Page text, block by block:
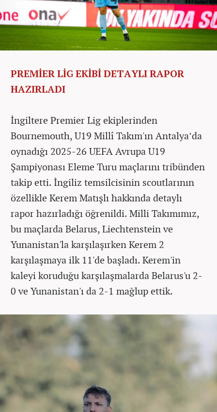
PREMİER LİG EKİBİ DETAYLI RAPOR
HAZIRLADI
İngiltere Premier Lig ekiplerinden
Bournemouth, U19 Millî Takım'ın Antalya’da
oynadığı 2025-26 UEFA Avrupa U19
Şampiyonası Eleme Turu maçlarını tribünden
takip etti. İngiliz temsilcisinin scoutlarının
özellikle Kerem Matışlı hakkında detaylı
rapor hazırladığı öğrenildi. Milli Takımımız,
bu maçlarda Belarus, Liechtenstein ve
Yunanistan'la karşılaşırken Kerem 2
karşılaşmaya ilk 11'de başladı. Kerem'in
kaleyi koruduğu karşılaşmalarda Belarus'u 2-
0 ve Yunanistan'ı da 2-1 mağlup ettik.